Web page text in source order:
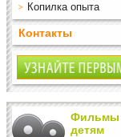
Копилка опыта
Контакты
Фильмы
детям